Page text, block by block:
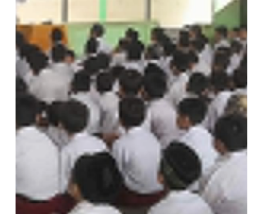
KEGIATAN RUTIN
KEAGAMAAN MIN 1
PEKANBARU DI BULAN
RAMADHAN
MORE